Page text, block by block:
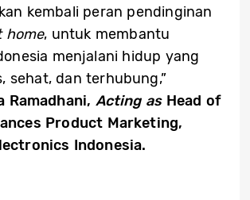
kembali peran pendinginan
home, untuk membantu
menjalani hidup yang
sehat, dan terhubung,”
Ramadhani, Acting asHead of
Product Marketing,
Indonesia.